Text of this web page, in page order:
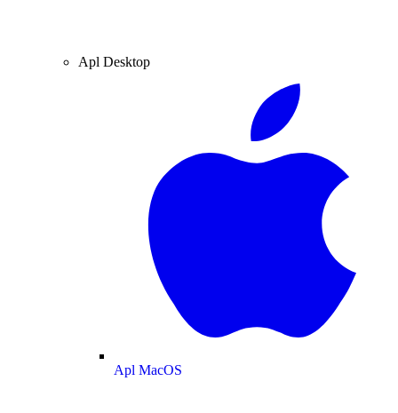
Apl Desktop
Apl MacOS